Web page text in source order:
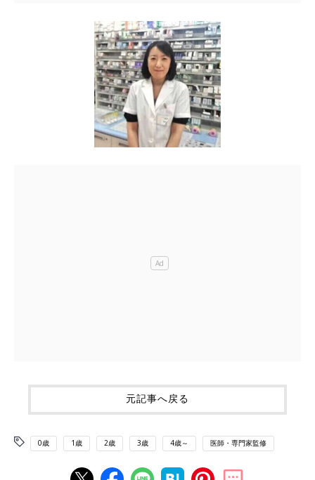
元記事へ戻る
0歳 1歳 2歳 3歳 4歳～ 医師・専門家監修